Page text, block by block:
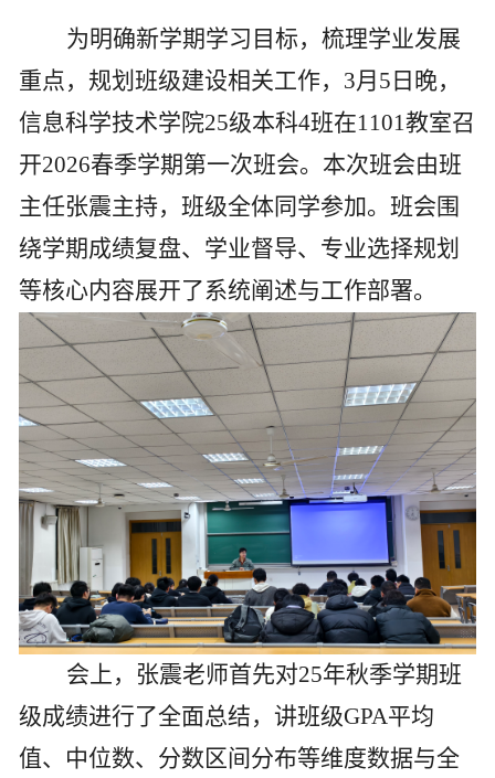
为明确新学期学习目标，梳理学业发展
重点，规划班级建设相关工作， 3月 5 日 晚，
信息科学技术学院25级本科4班在1101教室召
开2026春季学期第一次班会。本次班会由班
主任张震主持，班级全体同学参加。班会围
绕学期成绩复盘、学业督导、专业选择规划
等核心内容展开了系统阐述与工作部署。
会上，张震老师首先对25年秋季学期班
级成绩进行了全面总结，讲班级GPA平均
值、中位数、分数区间分布等维度数据与全